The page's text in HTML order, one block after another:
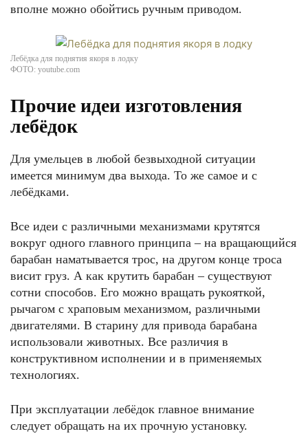
вполне можно обойтись ручным приводом.
Лебёдка для поднятия якоря в лодку
ФОТО: youtube.com
Прочие идеи изготовления
лебёдок
Для умельцев в любой безвыходной ситуации
имеется минимум два выхода. То же самое и с
лебёдками.
Все идеи с различными механизмами крутятся
вокруг одного главного принципа – на вращающийся
барабан наматывается трос, на другом конце троса
висит груз. А как крутить барабан – существуют
сотни способов. Его можно вращать рукояткой,
рычагом с храповым механизмом, различными
двигателями. В старину для привода барабана
использовали животных. Все различия в
конструктивном исполнении и в применяемых
технологиях.
При эксплуатации лебёдок главное внимание
следует обращать на их прочную установку.